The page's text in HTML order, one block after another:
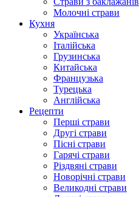
Молочні страви
Кухня
Українська
Італійська
Грузинська
Китайська
Французька
Турецька
Англійська
Рецепти
Перші страви
Другі страви
Пісні страви
Гарячі страви
Різдвяні страви
Новорічні страви
Великодні страви